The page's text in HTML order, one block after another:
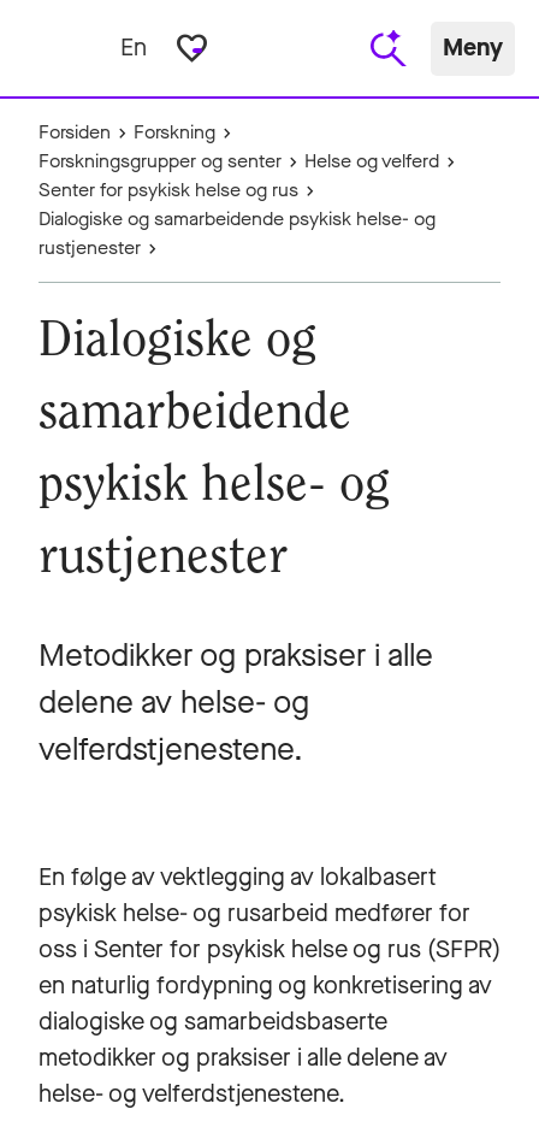
En favorite_border Meny
Forsiden
Forskning
Forskningsgrupper og senter
Helse og velferd
Senter for psykisk helse og rus
Dialogiske og samarbeidende psykisk helse- og
rustjenester
Dialogiske og
samarbeidende
psykisk helse- og
rustjenester
Metodikker og praksiser i alle
delene av helse- og
velferdstjenestene.
En følge av vektlegging av lokalbasert
psykisk helse- og rusarbeid medfører for
oss i Senter for psykisk helse og rus (SFPR)
en naturlig fordypning og konkretisering av
dialogiske og samarbeidsbaserte
metodikker og praksiser i alle delene av
helse- og velferdstjenestene.